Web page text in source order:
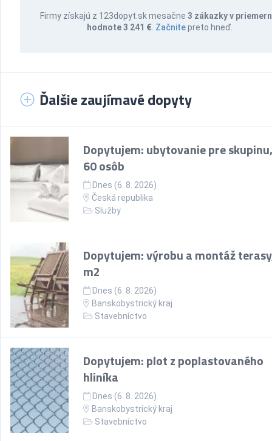
Firmy získajú z 123dopyt.sk mesačne3 zákazky v
hodnote 3 241 € Začnitepreto hneď.
Ďalšie zaujímavé dopyty
Dopytujem: ubytovanie pre
60 osôb
Dnes (6. 8. 2026)
Česká republika
Služby
Dopytujem: výrobu a montáž
m2
Dnes (6. 8. 2026)
Banskobystrický kraj
Stavebníctvo
Dopytujem: plot z poplastovaného
hliníka
Dnes (6. 8. 2026)
Banskobystrický kraj
Stavebníctvo